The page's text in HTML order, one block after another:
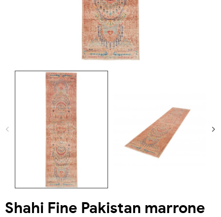
Shahi Fine Pakistan marrone